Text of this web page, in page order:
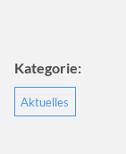
Kategorie:
Aktuelles